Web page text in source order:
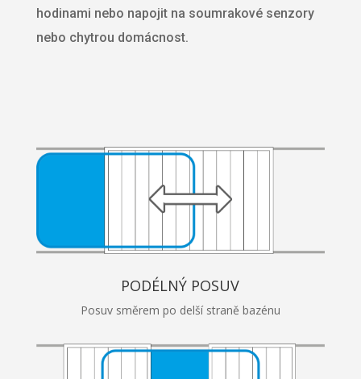
hodinami nebo napojit na soumrakové senzory
nebo chytrou domácnost.
PODÉLNÝ POSUV
Posuv směrem po delší straně bazénu